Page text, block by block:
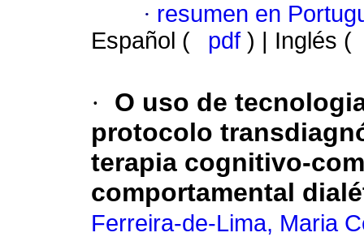
· resumen en
Español (
pdf ) | Inglés (
·
O uso de
protocolo
terapia cognitivo-
comportamental
Ferreira-de-Lima, Maria